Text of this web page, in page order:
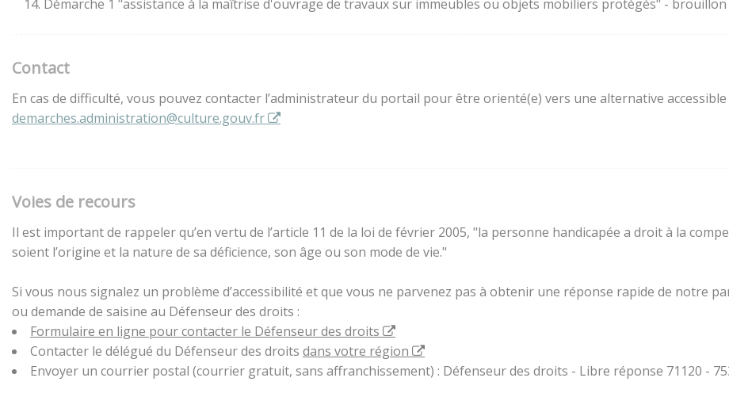
Démarche 1 "assistance à la maîtrise d'ouvrage de travaux sur immeubles ou objets mobiliers protégés" -
Contact
En cas de difficulté, vous pouvez contacter l’administrateur du portail pour être orienté(e) vers une alternative
demarches.administration@culture.gouv.fr
Voies de recours
Il est important de rappeler qu’en vertu de l’article 11 de la loi de février 2005, "la personne handicapée a droit à la
soient l’origine et la nature de sa déficience, son âge ou son mode de vie."
Si vous nous signalez un problème d’accessibilité et que vous ne parvenez pas à obtenir une réponse rapide de notre
ou demande de saisine au Défenseur des droits :
Formulaire en ligne pour contacter le Défenseur des droits
Contacter le délégué du Défenseur des droits dans votre région
Envoyer un courrier postal (courrier gratuit, sans affranchissement) : Défenseur des droits - Libre réponse 71120 -